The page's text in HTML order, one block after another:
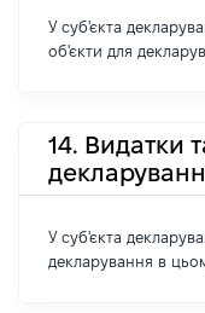
У суб'єкта
об'єкти для
14. Видатки
У суб'єкта
декларування в